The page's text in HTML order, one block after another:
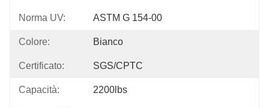
Norma UV: ASTM G 154-00
Colore: Bianco
Certificato: SGS/CPTC
Capacità: 2200lbs